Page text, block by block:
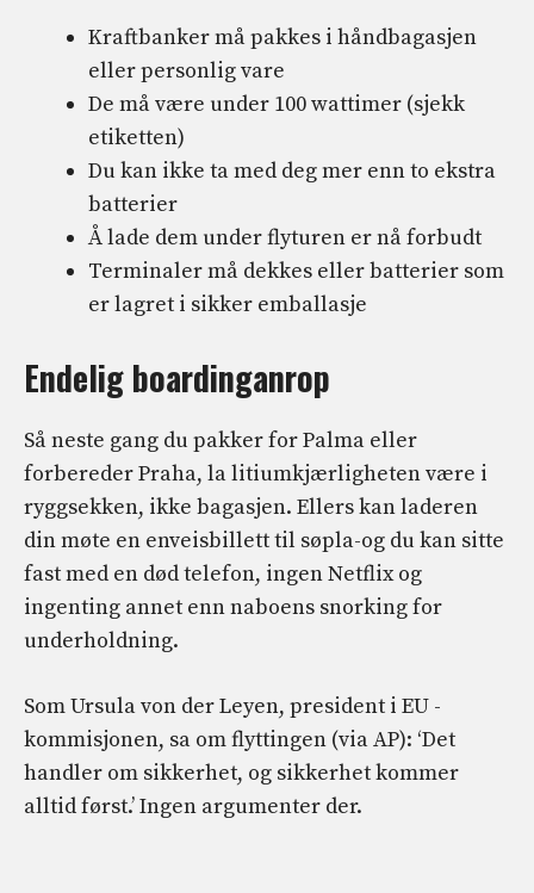
Kraftbanker må pakkes i håndbagasjen
eller personlig vare
De må være under 100 wattimer (sjekk
etiketten)
Du kan ikke ta med deg mer enn to ekstra
batterier
Å lade dem under flyturen er nå forbudt
Terminaler må dekkes eller batterier som
er lagret i sikker emballasje
Endelig boardinganrop
Så neste gang du pakker for Palma eller
forbereder Praha, la litiumkjærligheten være i
ryggsekken, ikke bagasjen. Ellers kan laderen
din møte en enveisbillett til søpla-og du kan sitte
fast med en død telefon, ingen Netflix og
ingenting annet enn naboens snorking for
underholdning.
Som Ursula von der Leyen, president i EU -
kommisjonen, sa om flyttingen (via AP): ‘Det
handler om sikkerhet, og sikkerhet kommer
alltid først.’ Ingen argumenter der.